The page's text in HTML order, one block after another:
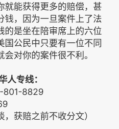
就能获得更多的赔偿，甚
钱，因为一旦案件上了法
的是坐在陪审席上的六位
国公民中只要有一位不同
对你的案件很不利。
人专线：
8829
，获赔之前不收分文）